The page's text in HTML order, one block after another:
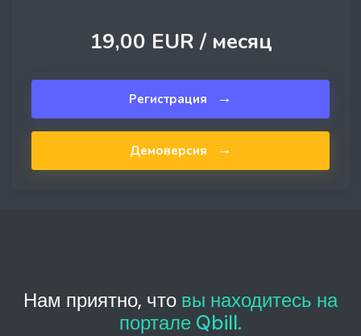
19,00 EUR / месяц
Регистрация →
Демоверсия →
Нам приятно, что вы находитесь на
портале Qbill.